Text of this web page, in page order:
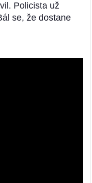
Policista už
se, že dostane